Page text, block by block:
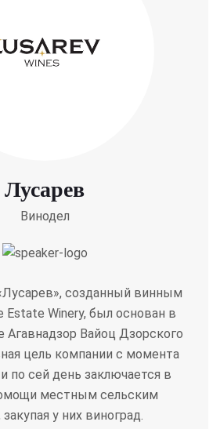
Лусарев
Винодел
созданный винным
Estate Winery, был основан в
Агавнадзор Вайоц Дзорского
цель компании с момента
по сей день заключается в
местным сельским
у них виноград.